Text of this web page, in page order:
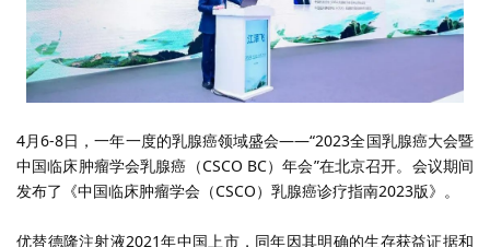
4月6-8日，一年一度的乳腺癌领域盛会——“2023全国乳腺癌大会暨
中国临床肿瘤学会乳腺癌（CSCO BC）年会”在北京召开。会议期间
发布了《中国临床肿瘤学会（CSCO）乳腺癌诊疗指南2023版》。
优替德隆注射液2021年中国上市，同年因其明确的生存获益证据和